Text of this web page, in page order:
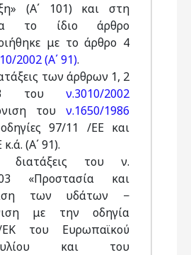
(Α΄ 101) και στη
το ίδιο άρθρο
με το άρθρο 4
2002 (Α΄ 91).
των άρθρων 1, 2
του ν.3010/2002
του ν.1650/1986
97/11 /ΕΕ και
(Α΄ 91).
του ν.
«Προστασία και
των υδάτων −
με την οδηγία
ΕΚ του Ευρωπαϊκού
και του